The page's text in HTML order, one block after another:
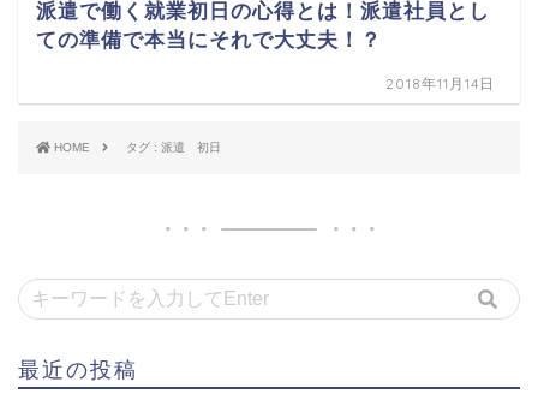
派遣で働く就業初日の心得とは！派遣社員とし
ての準備で本当にそれで大丈夫！？
2018年11月14日
HOME タグ : 派遣 初日
最近の投稿